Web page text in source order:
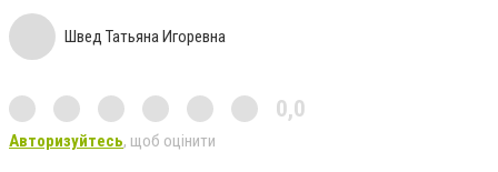
Швед Татьяна Игоревна
0,0
Авторизуйтесь, щоб оцінити